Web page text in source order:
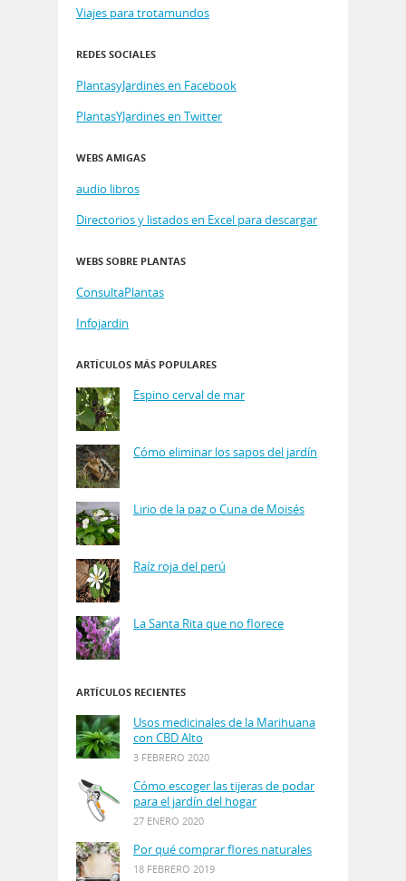
Viajes para trotamundos
REDES SOCIALES
PlantasyJardines en Facebook
PlantasYJardines en Twitter
WEBS AMIGAS
audio libros
Directorios y listados en Excel para descargar
WEBS SOBRE PLANTAS
ConsultaPlantas
Infojardin
ARTÍCULOS MÁS POPULARES
Espino cerval de mar
Cómo eliminar los sapos del jardín
Lirio de la paz o Cuna de Moisés
Raíz roja del perú
La Santa Rita que no florece
ARTÍCULOS RECIENTES
Usos medicinales de la Marihuana
con CBD Alto
3 FEBRERO 2020
Cómo escoger las tijeras de podar
para el jardín del hogar
27 ENERO 2020
Por qué comprar flores naturales
18 FEBRERO 2019